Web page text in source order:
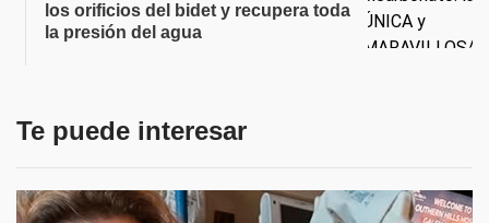
los orificios del bidet y recupera toda
la presión del agua
Te puede interesar